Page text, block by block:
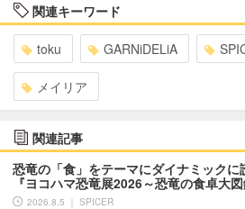
関連キーワード
toku GARNiDELiA
メイリア
関連記事
恐竜の「食」をテーマにダイナミックに
『ヨコハマ恐竜展2026～恐竜の食卓大
2026.8.5 ｜ SPICER